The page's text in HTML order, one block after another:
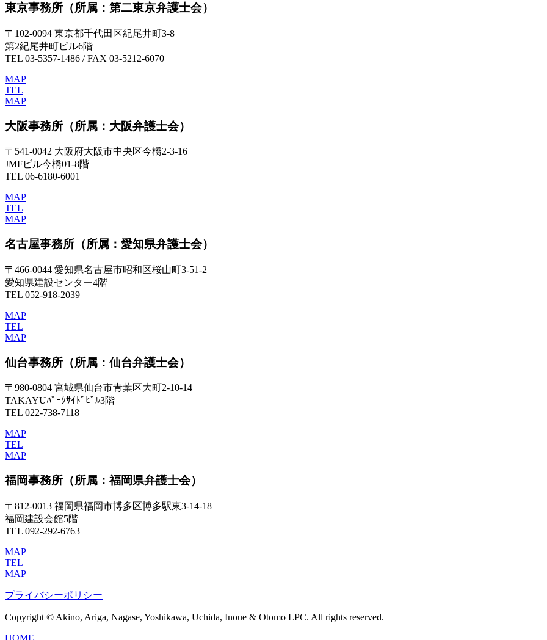
東京事務所 （所属：第二東京弁護士会）
〒102-0094 東京都千代田区紀尾井町3-8
第2紀尾井町ビル6階
TEL 03-5357-1486 / FAX 03-5212-6070
MAP
TEL
MAP
大阪事務所 （所属：大阪弁護士会）
〒541-0042 大阪府大阪市中央区今橋2-3-16
JMFビル今橋01-8階
TEL 06-6180-6001
MAP
TEL
MAP
名古屋事務所 （所属：愛知県弁護士会）
〒466-0044 愛知県名古屋市昭和区桜山町3-51-2
愛知県建設センター4階
TEL 052-918-2039
MAP
TEL
MAP
仙台事務所 （所属：仙台弁護士会）
〒980-0804 宮城県仙台市青葉区大町2-10-14
TAKAYUﾊﾟｰｸｻｲﾄﾞﾋﾞﾙ3階
TEL 022-738-7118
MAP
TEL
MAP
福岡事務所 （所属：福岡県弁護士会）
〒812-0013 福岡県福岡市博多区博多駅東3-14-18
福岡建設会館5階
TEL 092-292-6763
MAP
TEL
MAP
プライバシーポリシー
Copyright © Akino, Ariga, Nagase, Yoshikawa, Uchida, Inoue & Otomo LPC. All rights reserved.
HOME